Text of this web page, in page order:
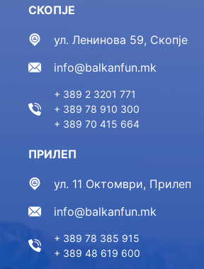
СКОПЈЕ
ул. Ленинова 59, Скопје
info@balkanfun.mk
+ 389 2 3201 771
+ 389 78 910 300
+ 389 70 415 664
ПРИЛЕП
ул. 11 Октомври, Прилеп
info@balkanfun.mk
+ 389 78 385 915
+ 389 48 619 600